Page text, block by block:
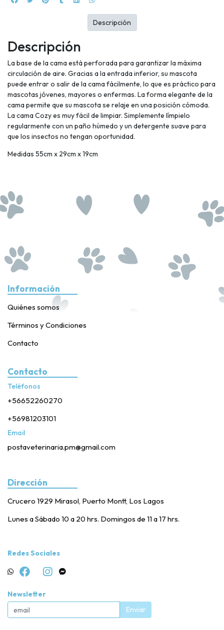
Descripción
La base de la cama está perforada para garantizar la máxima
circulación de aire. Gracias a la entrada inferior, su mascota
puede entrar o salir de la cama fácilmente, lo que es práctico para
mascotas jóvenes, mayores o enfermas. La forma elegante de la
cama permite que su mascota se relaje en una posición cómoda.
La cama Cozy es muy fácil de limpiar. Simplemente límpielo
regularmente con un paño húmedo y un detergente suave para
que los insectos no tengan oportunidad.
Medidas 55cm x 29cm x 19cm
Descripción
Información
Quiénes somos
Términos y Condiciones
Contacto
Contacto
Teléfonos
+56652260270
+56981203101
Email
postaveterinaria.pm@gmail.com
Dirección
Crucero 1929 Mirasol, Puerto Montt, Los Lagos
Lunes a Sábado 10 a 20 hrs. Domingos de 11 a 17 hrs.
Redes Sociales
Newsletter
Enviar